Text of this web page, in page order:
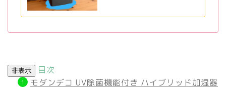
非表示
目次
モダンデコ UV除菌機能付き ハイブリッド加湿器